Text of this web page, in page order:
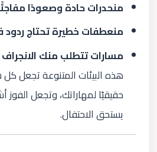
منحدرات حادة وصعودًا
منعطفات خطيرة تحتاج
مسارات تتطلب منك الانجراف
هذه البيئات المتنوعة تجعل كل
حقيقيًا لمهاراتك، وتجعل الفوز
يستحق الاحتفال.